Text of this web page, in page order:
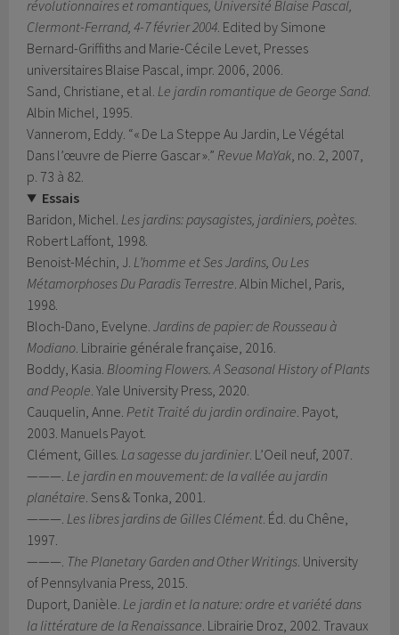
révolutionnaires et romantiques, Université Blaise Pascal,
Clermont-Ferrand, 4-7 février 2004. Edited by Simone
Bernard-Griffiths and Marie-Cécile Levet, Presses
universitaires Blaise Pascal, impr. 2006, 2006.
Sand, Christiane, et al.Le jardin romantique de George Sand.
Albin Michel, 1995.
Vannerom, Eddy. “« De La Steppe Au Jardin, Le Végétal
Dans l’œuvre de Pierre Gascar ».”Revue MaYak, no. 2, 2007,
p. 73 à 82.
Essais
Baridon, Michel.Les jardins: paysagistes, jardiniers, poètes.
Robert Laffont, 1998.
Benoist-Méchin, J.L’homme et Ses Jardins, Ou Les
Métamorphoses Du Paradis Terrestre. Albin Michel, Paris,
1998.
Bloch-Dano, Evelyne.Jardins de papier: de Rousseau à
Modiano. Librairie générale française, 2016.
Boddy, Kasia.Blooming Flowers. A Seasonal History of Plants
and People. Yale University Press, 2020.
Cauquelin, Anne.Petit Traité du jardin ordinaire. Payot,
2003. Manuels Payot.
Clément, Gilles.La sagesse du jardinier. L’Oeil neuf, 2007.
———.Le jardin en mouvement: de la vallée au jardin
planétaire. Sens & Tonka, 2001.
———.Les libres jardins de Gilles Clément. Éd. du Chêne,
1997.
———. The Planetary Garden and Other Writings. University
of Pennsylvania Press, 2015.
Duport, Danièle.Le jardin et la nature: ordre et variété dans
la littérature de la Renaissance. Librairie Droz, 2002. Travaux